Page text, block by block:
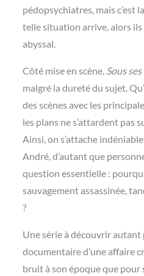
pédopsychiatres, mais c’est
telle situation arrive, alors
abyssal.
Côté mise en scène, Sous
malgré la dureté du sujet.
des scènes avec les
les plans ne s’attardent pas
Ainsi, on s’attache
André, d’autant que
question essentielle :
sauvagement assassinée,
?
Une série à découvrir autant
documentaire d’une affaire
bruit à son époque que